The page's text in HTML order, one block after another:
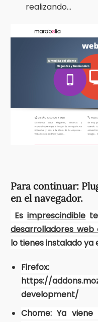
realizando…
Para continuar:
en el navegador.
Esimprescindible
desarrolladores web
lo tienes instalado ya
Firefox:
https://
development/
Chome: Ya